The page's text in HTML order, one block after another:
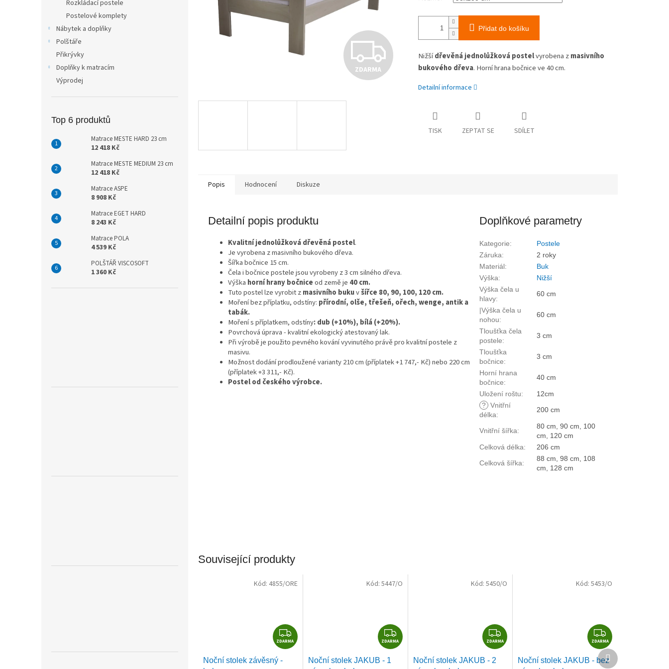
Rozkládací postele
Postelové komplety
Nábytek a doplňky
Polštáře
Přikrývky
Doplňky k matracím
Výprodej
Top 6 produktů
Matrace MESTE HARD 23 cm
12 418 Kč
Matrace MESTE MEDIUM 23 cm
12 418 Kč
Matrace ASPE
8 908 Kč
Matrace EGET HARD
8 243 Kč
Matrace POLA
4 539 Kč
POLŠTÁŘ VISCOSOFT
1 360 Kč
Z
D
ZDARMA
Přidat do košíku
Nižšídřevěná jednolůžková postelvyrobena zmasivního
bukového dřeva. Horní hrana bočnice ve 40 cm.
Detailní informace
TISK ZEPTAT SE SDÍLET
Popis Hodnocení Diskuze
Detailní popis produktu
Kvalitní jednolůžková dřevěná postel.
Je vyrobena z masivního bukového dřeva.
Šířka bočnice 15 cm.
Čela i bočnice postele jsou vyrobeny z 3 cm silného dřeva.
Výška horní hrany bočniceod země je 40 cm.
Tuto postel lze vyrobit zmasivního bukuvšířce 80, 90, 100, 120 cm.
Moření bez příplatku, odstíny: přírodní, olše, třešeň, ořech, wenge, antik a
tabák.
Moření s příplatkem, odstíny: dub (+10%), bílá (+20%).
Povrchová úprava - kvalitní ekologický atestovaný lak.
Při výrobě je použito pevného kování vyvinutého právě pro kvalitní postele z
masivu.
Možnost dodání prodloužené varianty 210 cm (příplatek +1 747,- Kč) nebo 220 cm
(příplatek +3 311,- Kč).
Postel od českého výrobce.
Doplňkové parametry
Kategorie:
Postele
Záruka:
2 roky
Materiál:
Buk
Výška:
Nižší
Výška čela u
hlavy:
60 cm
|Výška čela u
nohou:
60 cm
Tloušťka čela
postele:
3 cm
Tloušťka
bočnice:
3 cm
Horní hrana
bočnice:
40 cm
Uložení roštu:
12cm
? Vnitřní
délka:
200 cm
Vnitřní šířka:
80 cm, 90 cm, 100
cm, 120 cm
Celková délka:
206 cm
Celková šířka:
88 cm, 98 cm, 108
cm, 128 cm
Související produkty
Z
D
ZDARMA
Noční stolek závěsný -
Kód: 4855/ORE
Z
D
ZDARMA
Noční stolek JAKUB - 1
Kód: 5447/O
Z
D
ZDARMA
Noční stolek JAKUB - 2
Kód:5450/O
Z
D
A
ZDARMA
Noční stolek JAKUB - bez
Kód: 5453/O
Další
produkt